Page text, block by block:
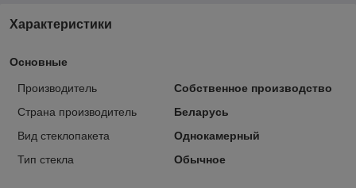
Характеристики
Основные
Производитель
Собственное производство
Страна производитель
Беларусь
Вид стеклопакета
Однокамерный
Тип стекла
Обычное